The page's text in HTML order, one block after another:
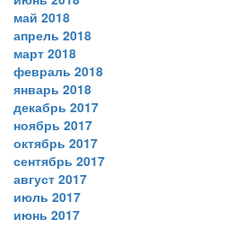
май 2018
апрель 2018
март 2018
февраль 2018
январь 2018
декабрь 2017
ноябрь 2017
октябрь 2017
сентябрь 2017
август 2017
июль 2017
июнь 2017